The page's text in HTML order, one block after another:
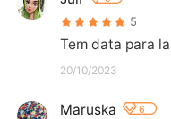
5
Tem data para
20/10/2023
Maruska 6